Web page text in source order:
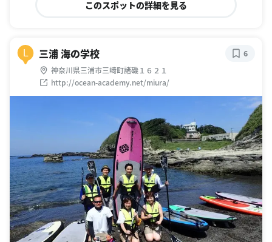
このスポットの詳細を見る
L 三浦 海の学校
神奈川県三浦市三崎町諸磯１６２１
http://ocean-academy.net/miura/
6